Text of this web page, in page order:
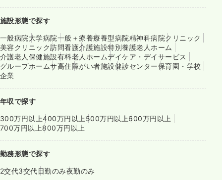
施設形態で探す
一般病院大学病院一般＋療養療養型病院精神科病院クリニック
美容クリニック訪問看護介護施設特別養護老人ホーム
介護老人保健施設有料老人ホームデイケア・デイサービス
グループホームサ高住障がい者施設健診センター保育園・学校
企業
年収で探す
300万円以上400万円以上 500万円以上600万円以上
700万円以上800万円以上
勤務形態で探す
2交代3交代日勤のみ夜勤のみ